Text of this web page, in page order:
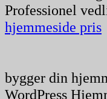
Professionel
hjemmeside pris
bygger din
WordPress